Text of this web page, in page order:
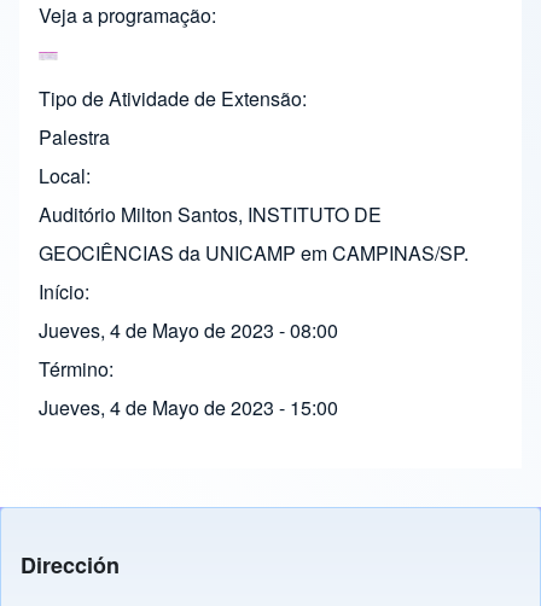
Veja a programação:
Tipo de Atividade de Extensão
Palestra
Local
Auditório Milton Santos, INSTITUTO DE
GEOCIÊNCIAS da UNICAMP em CAMPINAS/SP.
Início
Jueves, 4 de Mayo de 2023 - 08:00
Término
Jueves, 4 de Mayo de 2023 - 15:00
Dirección